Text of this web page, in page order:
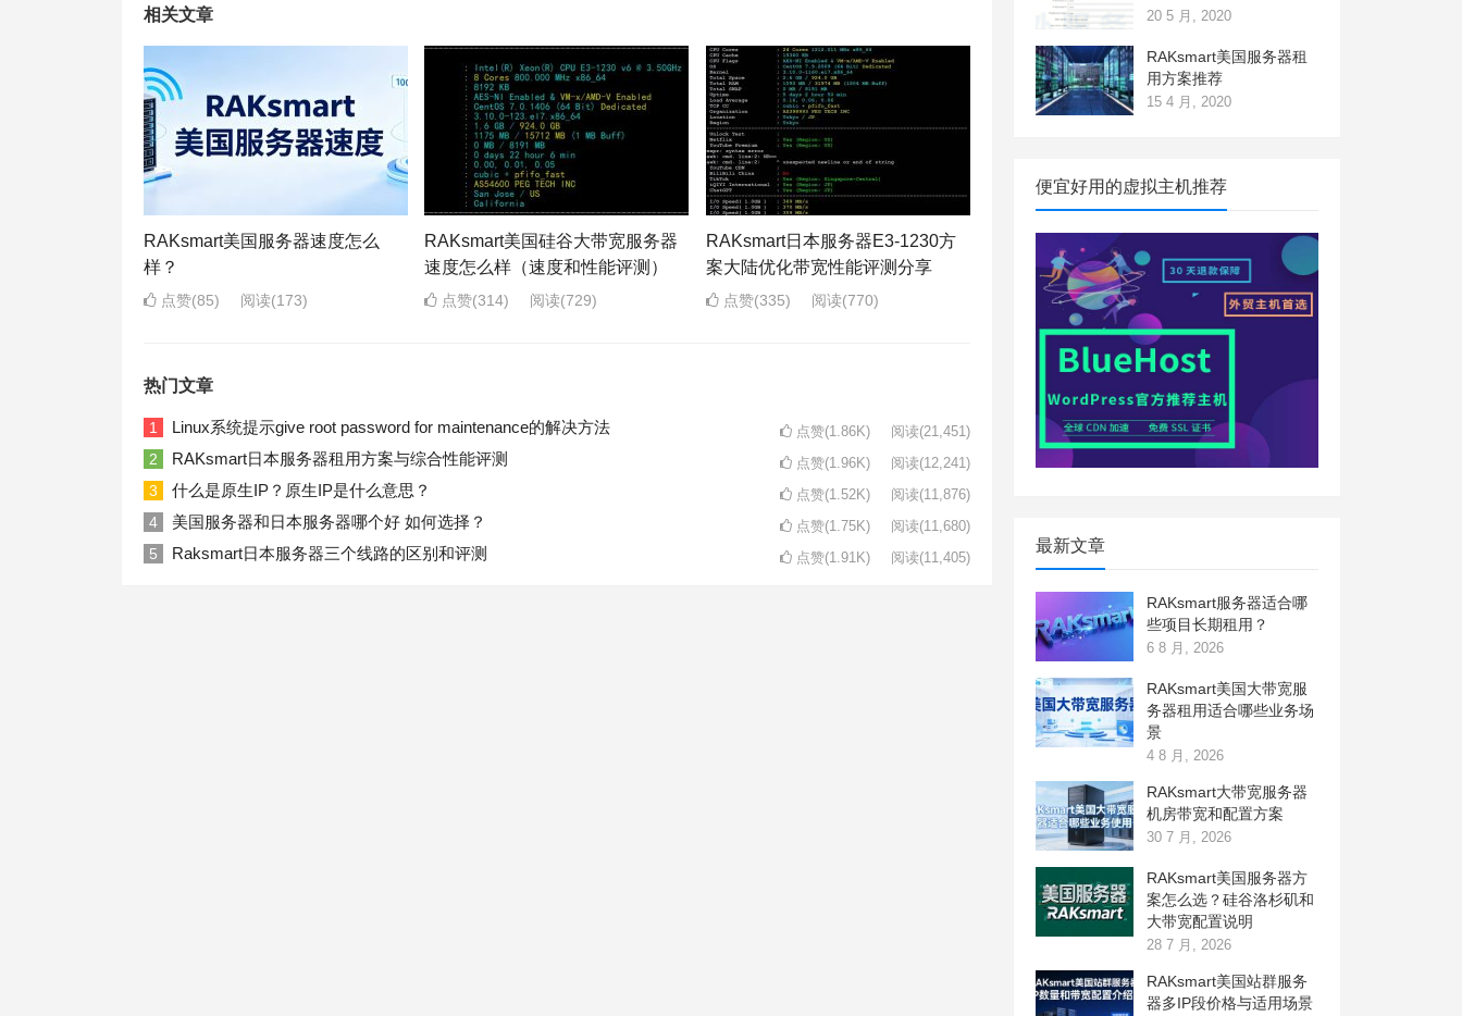
相关文章
RAKsmart美国服务器速度怎么
样？
点赞(85) 阅读(173)
RAKsmart美国硅谷大带宽服务器
速度怎么样（速度和性能评测）
点赞(314) 阅读(729)
RAKsmart日本服务器E3-1230方
案大陆优化带宽性能评测分享
点赞(335) 阅读(770)
热门文章
1 Linux系统提示give root password for maintenance的解决方法 点赞(1.86K) 阅读(21,451)
2 RAKsmart日本服务器租用方案与综合性能评测 点赞(1.96K) 阅读(12,241)
3 什么是原生IP？原生IP是什么意思？ 点赞(1.52K) 阅读(11,876)
4 美国服务器和日本服务器哪个好 如何选择？ 点赞(1.75K) 阅读(11,680)
5 Raksmart日本服务器三个线路的区别和评测 点赞(1.91K) 阅读(11,405)
20 5 月, 2020
RAKsmart美国服务器租
用方案推荐
15 4 月, 2020
便宜好用的虚拟主机推荐
最新文章
RAKsmart服务器适合哪
些项目长期租用？
6 8 月, 2026
RAKsmart美国大带宽服
务器租用适合哪些业务场
景
4 8 月, 2026
RAKsmart大带宽服务器
机房带宽和配置方案
30 7 月, 2026
RAKsmart美国服务器方
案怎么选？硅谷洛杉矶和
大带宽配置说明
28 7 月, 2026
RAKsmart美国站群服务
器多IP段价格与适用场景